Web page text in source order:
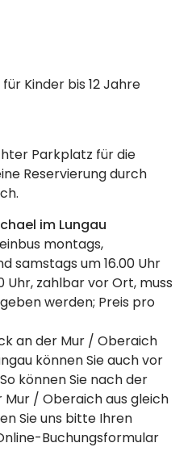
Kinder bis 12 Jahre
Parkplatz für die
Reservierung durch
im Lungau
montags,
samstags um 16.00 Uhr
Uhr, zahlbar vor Ort, muss
werden; Preis pro
an der Mur / Oberaich
können Sie auch vor
können Sie nach der
Mur / Oberaich aus gleich
Sie uns bitte Ihren
Buchungsformular